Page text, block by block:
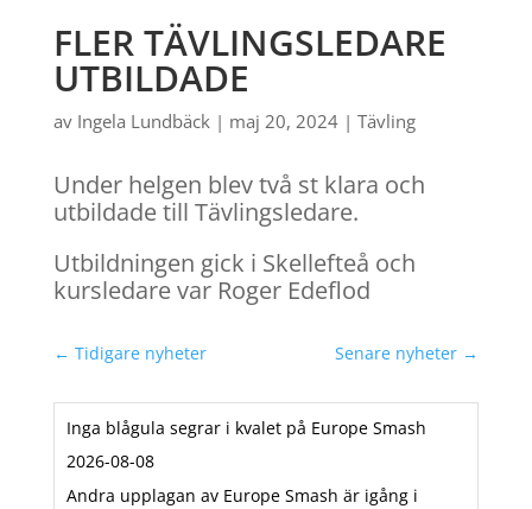
FLER TÄVLINGSLEDARE
UTBILDADE
av Ingela Lundbäck| maj 20, 2024| Tävling
Under helgen blev två st klara och
utbildade till Tävlingsledare.
Utbildningen gick i Skellefteå och
kursledare var Roger Edeflod
← Tidigare nyheter Senare nyheter →
Inga blågula segrar i kvalet på Europe Smash
2026-08-08
Andra upplagan av Europe Smash är igång i